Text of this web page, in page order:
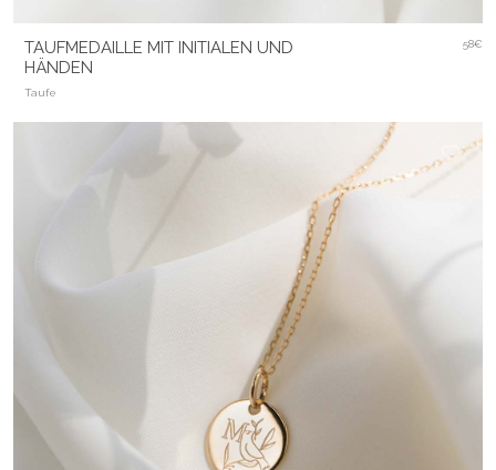
TAUFMEDAILLE MIT INITIALEN UND
HÄNDEN
Taufe
58€